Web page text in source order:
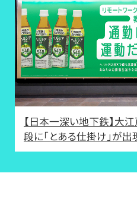
【日本一深い地下鉄】大
段に「とある仕掛け」が出